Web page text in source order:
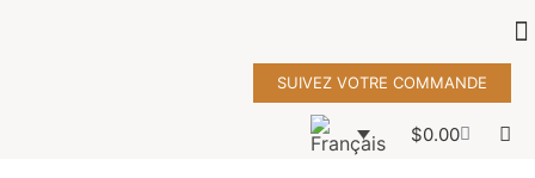
SUIVEZ VOTRE COMMANDE
$0.00